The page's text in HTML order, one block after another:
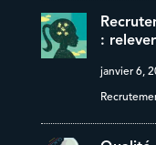
:
janvier 6,